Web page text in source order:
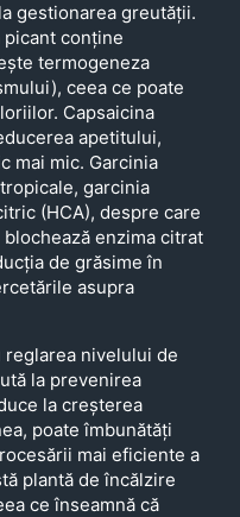
gestionarea greutății.
picant conține
termogeneza
ceea ce poate
Capsaicina
apetitului,
mai mic. Garcinia
garcinia
(HCA), despre care
enzima citrat
de grăsime în
asupra
nivelului de
la prevenirea
la creșterea
poate îmbunătăți
mai eficiente a
plantă de încălzire
ce înseamnă că